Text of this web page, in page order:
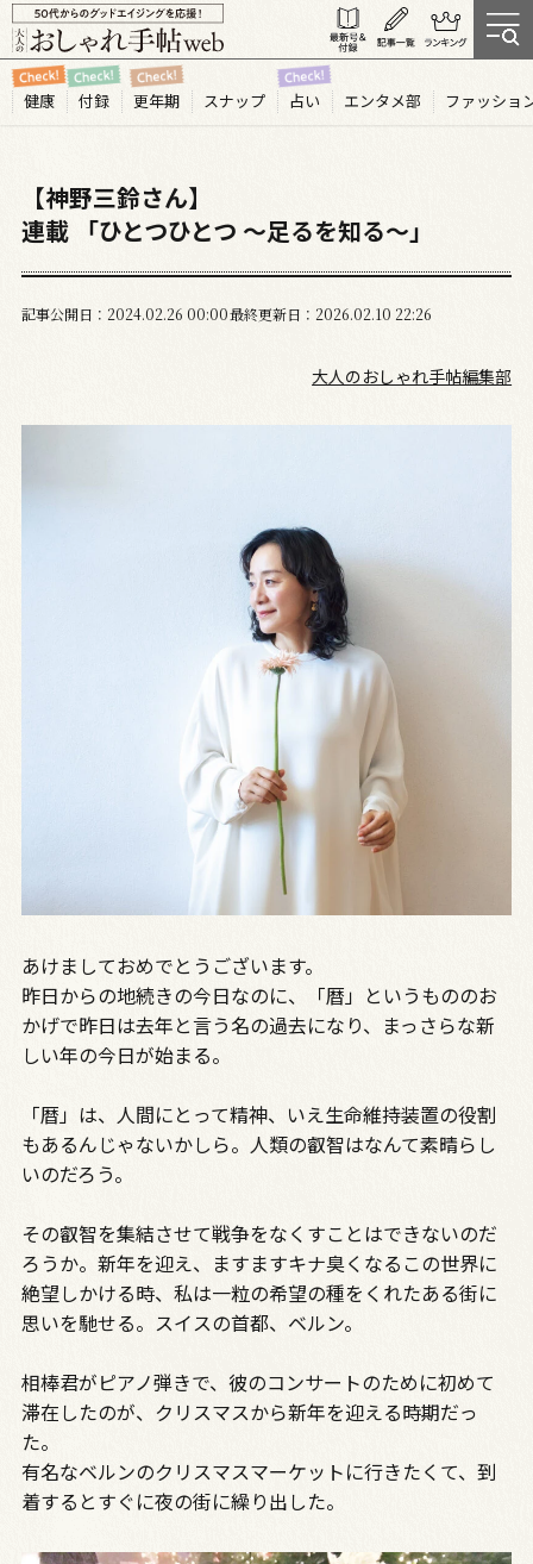
健康 付録 更年期 スナップ 占い エンタメ部 ファッショ
【神野三鈴さん】
連載 「ひとつひとつ 〜足るを知る〜」
記事公開日 2024.02 26 00:00最終更新日 2026.02.10 22:26
大人のおしゃれ手帖編集部
あけましておめでとうございます。
昨日からの地続きの今日なのに、「暦」というもののお
かげで昨日は去年と言う名の過去になり、まっさらな新
しい年の今日が始まる。
「暦」は、人間にとって精神、いえ生命維持装置の役割
もあるんじゃないかしら。人類の叡智はなんて素晴らし
いのだろう。
その叡智を集結させて戦争をなくすことはできないのだ
ろうか。新年を迎え、ますますキナ臭くなるこの世界に
絶望しかける時、私は一粒の希望の種をくれたある街に
思いを馳せる。スイスの首都、ベルン。
相棒君がピアノ弾きで、彼のコンサートのために初めて
滞在したのが、クリスマスから新年を迎える時期だっ
た。
有名なベルンのクリスマスマーケットに行きたくて、到
着するとすぐに夜の街に繰り出した。